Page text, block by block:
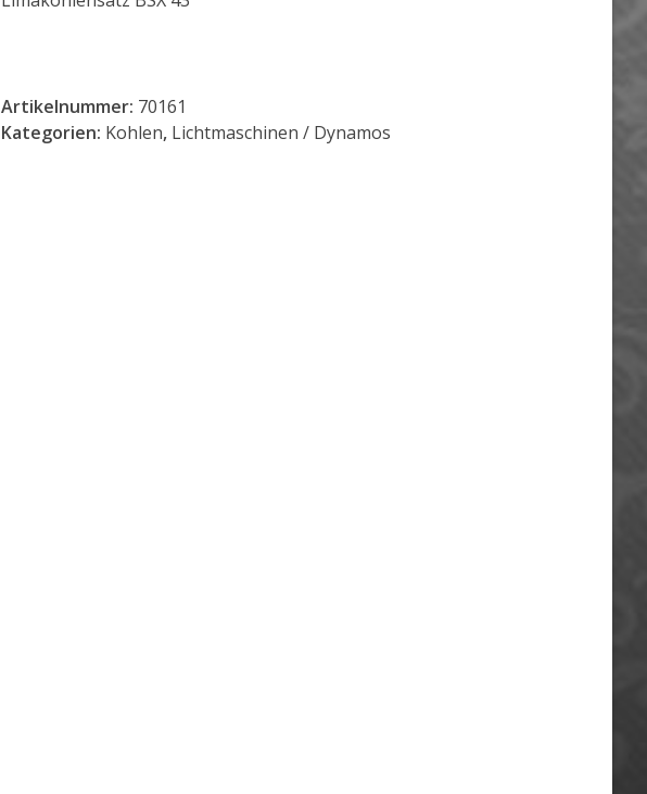
Artikelnummer: 70161
Kategorien: Kohlen, Lichtmaschinen / Dynamos